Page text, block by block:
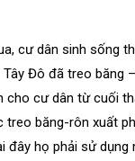
cư dân sinh sống
Đô đã treo băng
cho cư dân từ cuối
treo băng-rôn xuất
đây họ phải sử dụng